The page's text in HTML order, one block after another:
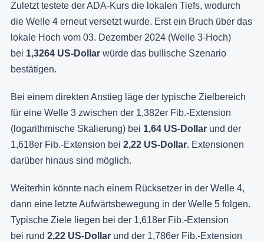
Zuletzt testete der ADA-Kurs die lokalen Tiefs, wodurch
die Welle 4 erneut versetzt wurde. Erst ein Bruch über das
lokale Hoch vom 03. Dezember 2024 (Welle 3-Hoch)
bei 1,3264 US-Dollar würde das bullische Szenario
bestätigen.
Bei einem direkten Anstieg läge der typische Zielbereich
für eine Welle 3 zwischen der 1,382er Fib.-Extension
(logarithmische Skalierung) bei 1,64 US-Dollar und der
1,618er Fib.-Extension bei 2,22 US-Dollar. Extensionen
darüber hinaus sind möglich.
Weiterhin könnte nach einem Rücksetzer in der Welle 4,
dann eine letzte Aufwärtsbewegung in der Welle 5 folgen.
Typische Ziele liegen bei der 1,618er Fib.-Extension
bei rund 2,22 US-Dollar und der 1,786er Fib.-Extension